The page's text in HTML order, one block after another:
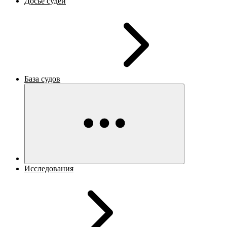
База судов
Исследования